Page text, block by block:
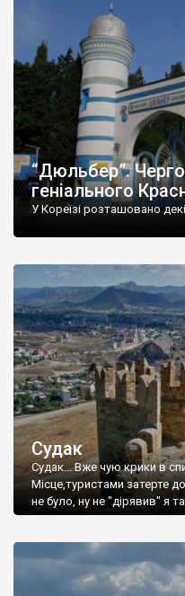
“Дюльбер”.
геніального
У Кореїзі розташовано
Судак
Судак... Вже чую крики в
Місце,туристами затерте
не було, ну не "дірявив" я